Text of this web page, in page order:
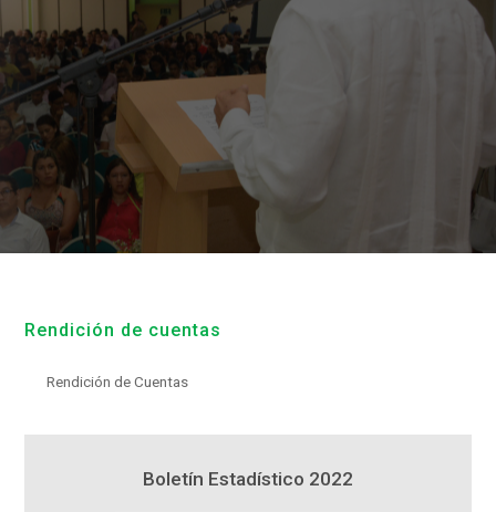
Rendición de cuentas
Rendición de Cuentas
Boletín Estadístico 2022